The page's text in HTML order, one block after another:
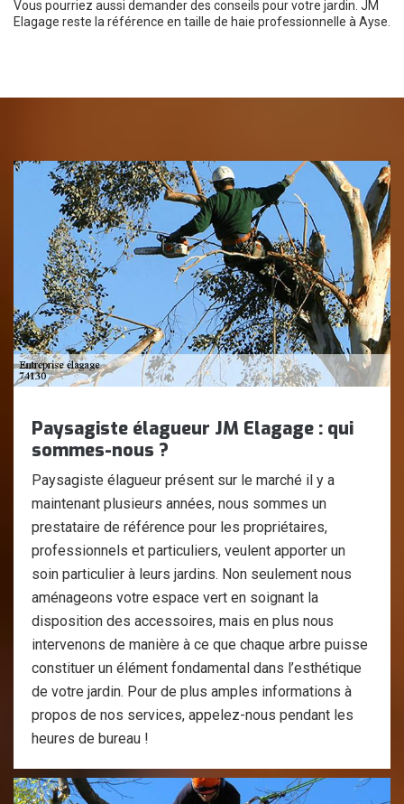
Vous pourriez aussi demander des conseils pour votre jardin. JM
Elagage reste la référence en taille de haie professionnelle à Ayse.
Paysagiste élagueur JM Elagage : qui
sommes-nous ?
Paysagiste élagueur présent sur le marché il y a
maintenant plusieurs années, nous sommes un
prestataire de référence pour les propriétaires,
professionnels et particuliers, veulent apporter un
soin particulier à leurs jardins. Non seulement nous
aménageons votre espace vert en soignant la
disposition des accessoires, mais en plus nous
intervenons de manière à ce que chaque arbre puisse
constituer un élément fondamental dans l’esthétique
de votre jardin. Pour de plus amples informations à
propos de nos services, appelez-nous pendant les
heures de bureau !